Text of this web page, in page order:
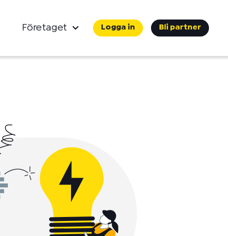
Företaget Logga in Bli partner